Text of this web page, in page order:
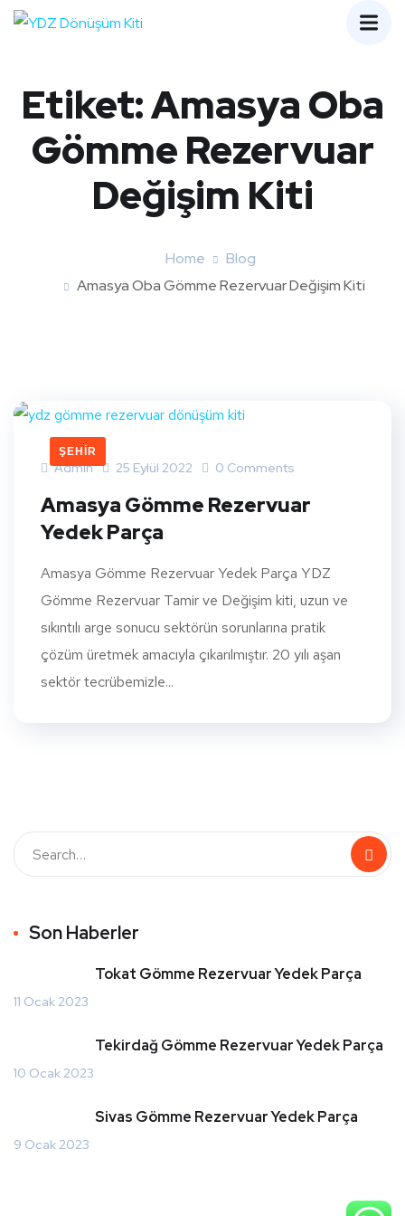
Etiket:Amasya Oba
Gömme Rezervuar
Değişim Kiti
Home
Blog
Amasya Oba Gömme Rezervuar Değişim Kiti
ŞEHIR
Admin 25 Eylül 2022 0 Comments
Amasya Gömme Rezervuar
Yedek Parça
Amasya Gömme Rezervuar Yedek Parça YDZ
Gömme Rezervuar Tamir ve Değişim kiti, uzun ve
sıkıntılı arge sonucu sektörün sorunlarına pratik
çözüm üretmek amacıyla çıkarılmıştır. 20 yılı aşan
sektör tecrübemizle...
Son Haberler
Tokat Gömme Rezervuar Yedek Parça
11 Ocak 2023
Tekirdağ Gömme Rezervuar Yedek Parça
10 Ocak 2023
Sivas Gömme Rezervuar Yedek Parça
9 Ocak 2023